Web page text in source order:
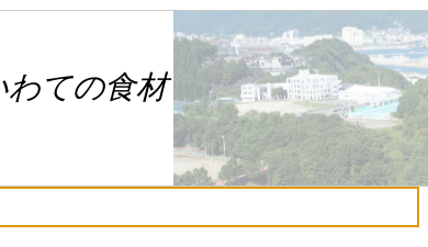
わての食材